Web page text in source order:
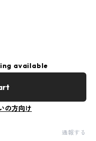
available
の方向け
通報する